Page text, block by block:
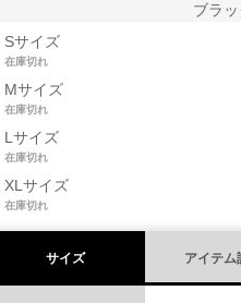
ブラッ
Sサイズ
在庫切れ
Mサイズ
在庫切れ
Lサイズ
在庫切れ
XLサイズ
在庫切れ
サイズ アイテム